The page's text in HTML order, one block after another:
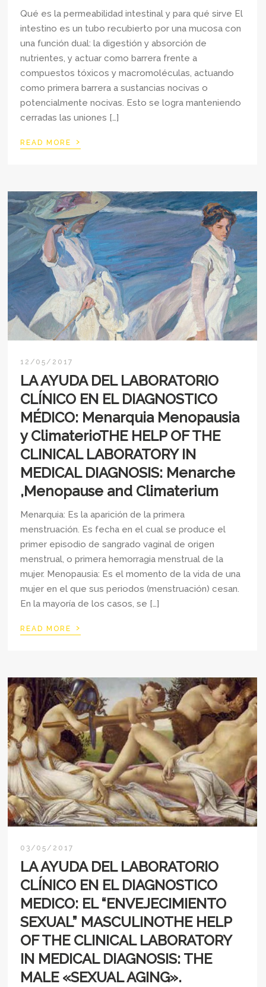
Qué es la permeabilidad intestinal y para qué sirve El
intestino es un tubo recubierto por una mucosa con
una función dual: la digestión y absorción de
nutrientes, y actuar como barrera frente a
compuestos tóxicos y macromoléculas, actuando
como primera barrera a sustancias nocivas o
potencialmente nocivas. Esto se logra manteniendo
cerradas las uniones […]
READ MORE ›
12/05/2017
LA AYUDA DEL LABORATORIO
CLÍNICO EN EL DIAGNOSTICO
MÉDICO: Menarquia Menopausia
y ClimaterioTHE HELP OF THE
CLINICAL LABORATORY IN
MEDICAL DIAGNOSIS: Menarche
,Menopause and Climaterium
Menarquia: Es la aparición de la primera
menstruación. Es fecha en el cual se produce el
primer episodio de sangrado vaginal de origen
menstrual, o primera hemorragia menstrual de la
mujer. Menopausia: Es el momento de la vida de una
mujer en el que sus periodos (menstruación) cesan.
En la mayoría de los casos, se […]
READ MORE ›
03/05/2017
LA AYUDA DEL LABORATORIO
CLÍNICO EN EL DIAGNOSTICO
MEDICO: EL “ENVEJECIMIENTO
SEXUAL” MASCULINOTHE HELP
OF THE CLINICAL LABORATORY
IN MEDICAL DIAGNOSIS: THE
MALE «SEXUAL AGING».